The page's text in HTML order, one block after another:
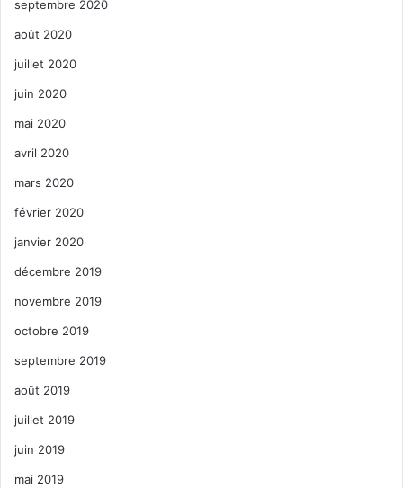
septembre 2020
août 2020
juillet 2020
juin 2020
mai 2020
avril 2020
mars 2020
février 2020
janvier 2020
décembre 2019
novembre 2019
octobre 2019
septembre 2019
août 2019
juillet 2019
juin 2019
mai 2019